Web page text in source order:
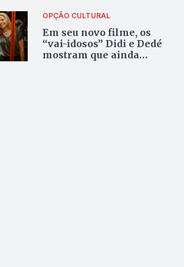
OPÇÃO CULTURAL
Em seu novo filme, os
“vai-idosos” Didi e Dedé
mostram que ainda